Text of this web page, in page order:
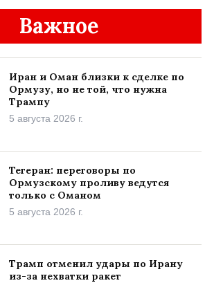
Важное
Иран и Оман близки к сделке по
Ормузу, но не той, что нужна
Трампу
5 августа 2026 г.
Тегеран: переговоры по
Ормузскому проливу ведутся
только с Оманом
5 августа 2026 г.
Трамп отменил удары по Ирану
из-за нехватки ракет